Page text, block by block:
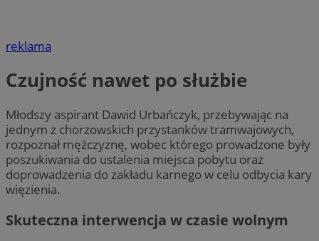
reklama
Czujność nawet po służbie
Młodszy aspirant Dawid Urbańczyk, przebywając na
jednym z chorzowskich przystanków tramwajowych,
rozpoznał mężczyznę, wobec którego prowadzone były
poszukiwania do ustalenia miejsca pobytu oraz
doprowadzenia do zakładu karnego w celu odbycia kary
więzienia.
Skuteczna interwencja w czasie wolnym